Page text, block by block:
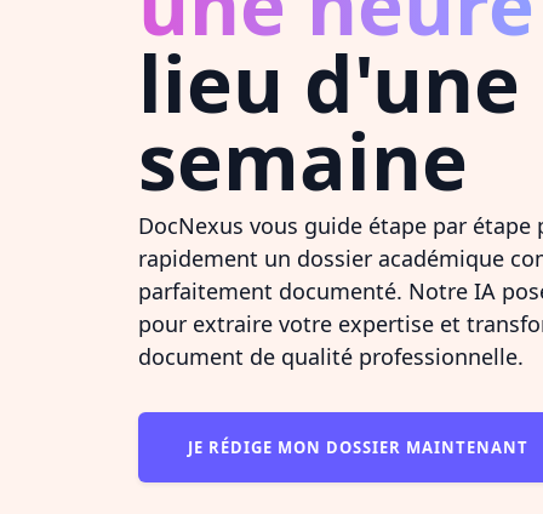
lieu d'une
semaine
DocNexus vous guide étape par
rapidement un dossier académique
parfaitement documenté. Notre IA
pour extraire votre expertise et
document de qualité professionnelle.
JE RÉDIGE MON DOSSIER MAINTENANT